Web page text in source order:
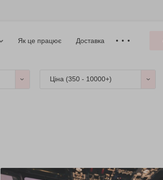
Як це працює Доставка
Ціна (350 - 10000+)